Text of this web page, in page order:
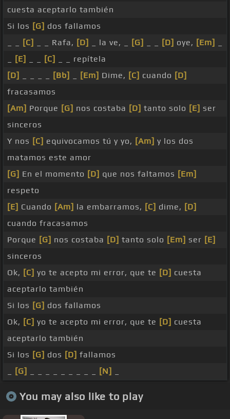
cuesta aceptarlo también
Si los [G] dos fallamos
[C] _ _ Rafa, [D] _ la ve, _ [G] [D] oye, [Em]
[E] [C]
_ _ repítela
[D]
[Bb] [Em] Dime, [C] cuando [D]
fracasamos
[Am] Porque [G] nos costaba [D] tanto solo [E] ser
sinceros
Y nos [C] equivocamos tú y yo, [Am] y los dos
matamos este amor
[G] En el momento [D] que nos faltamos [Em]
respeto
[E] Cuando [Am] la embarramos, [C] dime, [D]
cuando fracasamos
Porque [G] nos costaba [D] tanto solo [Em] ser [E]
sinceros
Ok, [C] yo te acepto mi error, que te [D] cuesta
aceptarlo también
Si los [G] dos fallamos
Ok, [C] yo te acepto mi error, que te [D] cuesta
aceptarlo también
Si los [G] dos [D] fallamos
[G] [N]
You may also like to play